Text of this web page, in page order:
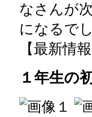
なさんが
になるで
【最新情
１年生の